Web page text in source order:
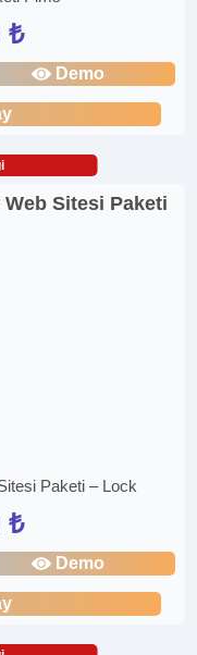
₺
Demo
Paketi – Lock
₺
Demo